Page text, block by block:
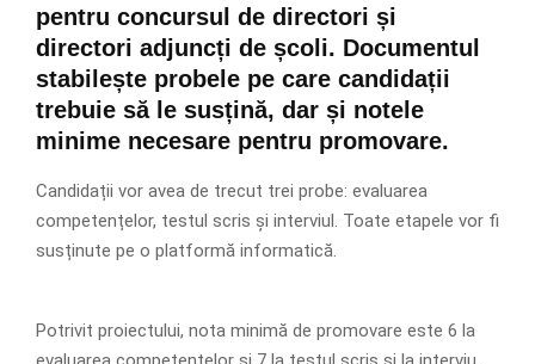
pentru concursul de directori și
directori adjuncți de școli. Documentul
stabilește probele pe care candidații
trebuie să le susțină, dar și notele
minime necesare pentru promovare.
Candidații vor avea de trecut trei probe: evaluarea
competențelor, testul scris și interviul. Toate etapele vor fi
susținute pe o platformă informatică.
Potrivit proiectului, nota minimă de promovare este 6 la